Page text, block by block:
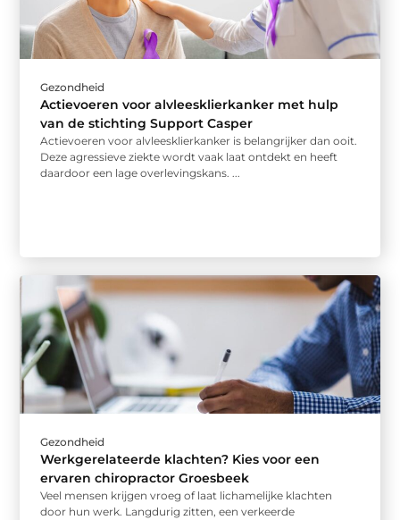
Gezondheid
Actievoeren voor alvleesklierkanker met hulp
van de stichting Support Casper
Actievoeren voor alvleesklierkanker is belangrijker dan ooit.
Deze agressieve ziekte wordt vaak laat ontdekt en heeft
daardoor een lage overlevingskans. ...
Gezondheid
Werkgerelateerde klachten? Kies voor een
ervaren chiropractor Groesbeek
Veel mensen krijgen vroeg of laat lichamelijke klachten
door hun werk. Langdurig zitten, een verkeerde